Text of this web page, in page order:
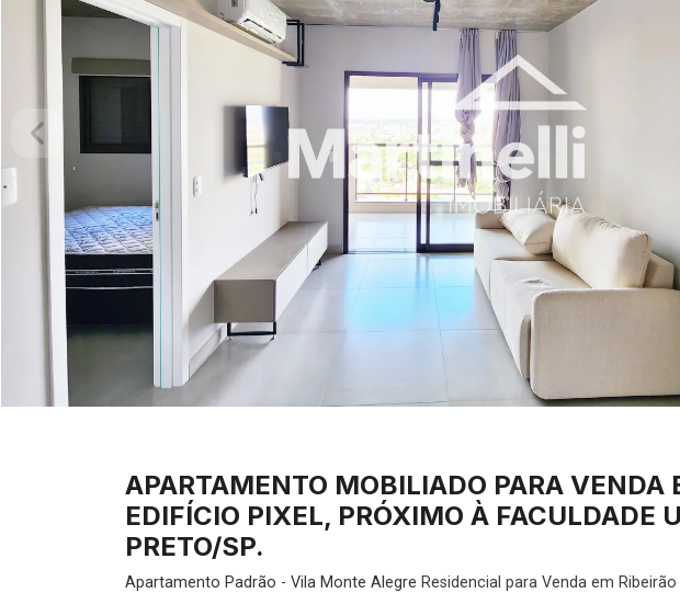
APARTAMENTO MOBILIADO PARA VENDA
EDIFÍCIO PIXEL, PRÓXIMO À FACULDADE
PRETO/SP.
Apartamento Padrão - Vila Monte Alegre Residencial para Venda em